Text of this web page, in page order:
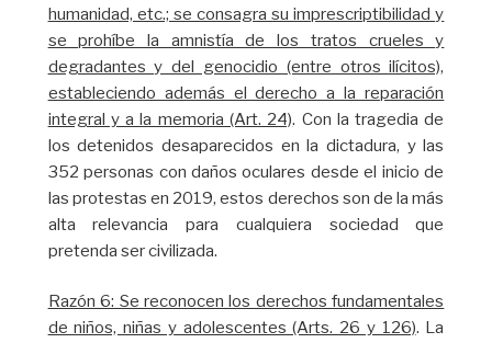
humanidad, etc.; se consagra su imprescriptibilidad y
se prohíbe la amnistía de los tratos crueles y
degradantes y del genocidio (entre otros ilícitos),
estableciendo además el derecho a la reparación
integral y a la memoria (Art. 24). Con la tragedia de
los detenidos desaparecidos en la dictadura, y las
352 personas con daños oculares desde el inicio de
las protestas en 2019, estos derechos son de la más
alta relevancia para cualquiera sociedad que
pretenda ser civilizada.
Razón 6: Se reconocen los derechos fundamentales
de niños, niñas y adolescentes (Arts. 26 y 126). La